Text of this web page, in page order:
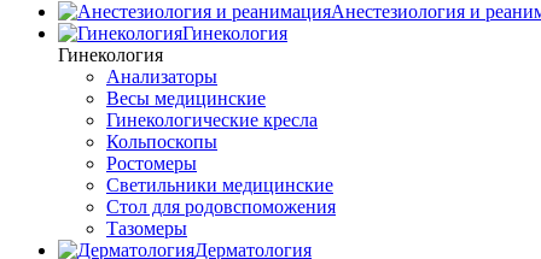
Анестезиология и
Гинекология
Гинекология
Анализаторы
Весы медицинские
Гинекологические кресла
Кольпоскопы
Ростомеры
Светильники медицинские
Стол для родовспоможения
Тазомеры
Дерматология